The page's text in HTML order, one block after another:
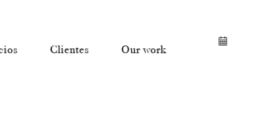
Clientes Our work